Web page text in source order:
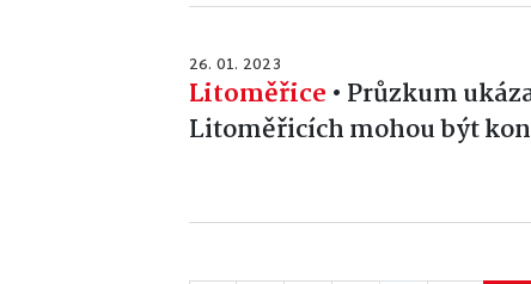
26. 01. 2023
Litoměřice • Průzkum
Litoměřicích mohou být